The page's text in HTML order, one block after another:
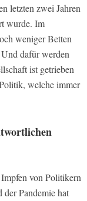
letzten zwei Jahren
wurde. Im
weniger Betten
Und dafür werden
ist getrieben
welche immer
von Politikern
der Pandemie hat